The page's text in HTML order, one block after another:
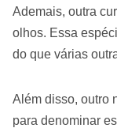
Ademais, outra
olhos. Essa
do que várias
Além disso, outro
para denominar